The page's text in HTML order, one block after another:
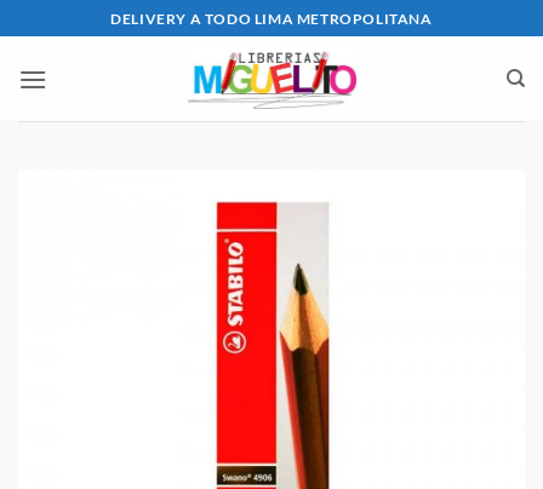
al
contenido
DELIVERY A TODO LIMA METROPOLITANA